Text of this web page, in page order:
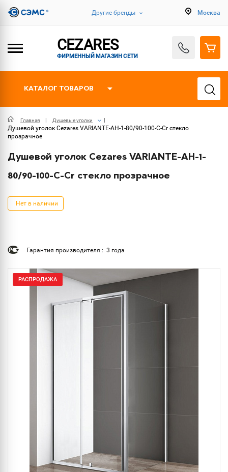
Другие бренды Москва
CEZARES
ФИРМЕННЫЙ МАГАЗИН СЕТИ
КАТАЛОГ ТОВАРОВ
Главная Душевые уголки
Душевой уголок Cezares VARIANTE-AH-1-80/90-100-C-Cr стекло
прозрачное
Душевой уголок Cezares VARIANTE-AH-1-
80/90-100-C-Cr стекло прозрачное
Нет в наличии
Гарантия производителя : 3 года
РАСПРОДАЖА